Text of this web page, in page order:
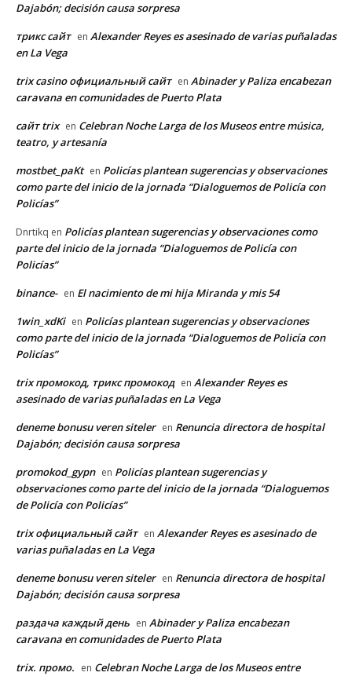
Dajabón; decisión causa sorpresa
трикс сайт en Alexander Reyes es asesinado de varias puñaladas
en La Vega
trix casino официальный сайт en Abinader y Paliza encabezan
caravana en comunidades de Puerto Plata
сайт trix en Celebran Noche Larga de los Museos entre música,
teatro, y artesanía
mostbet_paKt en Policías plantean sugerencias y observaciones
como parte del inicio de la jornada “Dialoguemos de Policía con
Policías”
Dnrtikq en Policías plantean sugerencias y observaciones como
parte del inicio de la jornada “Dialoguemos de Policía con
Policías”
binance- en El nacimiento de mi hija Miranda y mis 54
1win_xdKi en Policías plantean sugerencias y observaciones
como parte del inicio de la jornada “Dialoguemos de Policía con
Policías”
trix промокод, трикс промокод en Alexander Reyes es
asesinado de varias puñaladas en La Vega
deneme bonusu veren siteler en Renuncia directora de hospital
Dajabón; decisión causa sorpresa
promokod_gypn en Policías plantean sugerencias y
observaciones como parte del inicio de la jornada “Dialoguemos
de Policía con Policías”
trix официальный сайт en Alexander Reyes es asesinado de
varias puñaladas en La Vega
deneme bonusu veren siteler en Renuncia directora de hospital
Dajabón; decisión causa sorpresa
раздача каждый день en Abinader y Paliza encabezan
caravana en comunidades de Puerto Plata
trix. промо. en Celebran Noche Larga de los Museos entre